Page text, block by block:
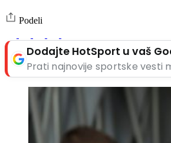
Podeli
Dodajte HotSport u vaš
Prati najnovije sportske vesti